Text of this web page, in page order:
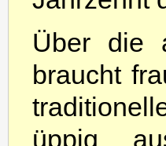
Über die
braucht
üppig